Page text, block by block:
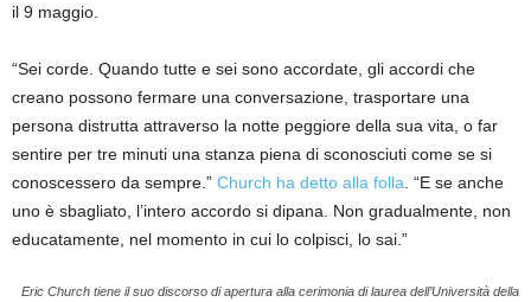
il 9 maggio.
“Sei corde. Quando tutte e sei sono accordate, gli accordi che
creano possono fermare una conversazione, trasportare una
persona distrutta attraverso la notte peggiore della sua vita, o far
sentire per tre minuti una stanza piena di sconosciuti come se si
conoscessero da sempre.” Church ha detto alla folla . “E se anche
uno è sbagliato, l’intero accordo si dipana. Non gradualmente, non
educatamente, nel momento in cui lo colpisci, lo sai.”
Eric Church tiene il suo discorso di apertura alla cerimonia di laurea dell’Università della